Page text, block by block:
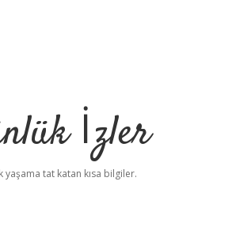
İzler
yaşama tat katan kısa bilgiler.